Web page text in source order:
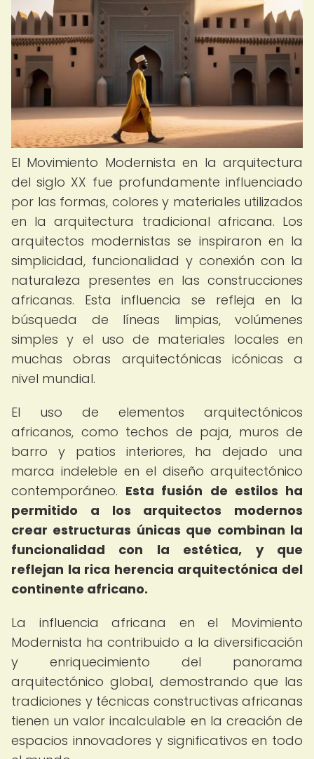
El Movimiento Modernista en la arquitectura
del siglo XX fue profundamente influenciado
por las formas, colores y materiales utilizados
en la arquitectura tradicional africana. Los
arquitectos modernistas se inspiraron en la
simplicidad, funcionalidad y conexión con la
naturaleza presentes en las construcciones
africanas. Esta influencia se refleja en la
búsqueda de líneas limpias, volúmenes
simples y el uso de materiales locales en
muchas obras arquitectónicas icónicas a
nivel mundial.
El uso de elementos arquitectónicos
africanos, como techos de paja, muros de
barro y patios interiores, ha dejado una
marca indeleble en el diseño arquitectónico
contemporáneo. Esta fusión de estilos ha
permitido a los arquitectos modernos
crear estructuras únicas que combinan la
funcionalidad con la estética, y que
reflejan la rica herencia arquitectónica del
continente africano.
La influencia africana en el Movimiento
Modernista ha contribuido a la diversificación
y enriquecimiento del panorama
arquitectónico global, demostrando que las
tradiciones y técnicas constructivas africanas
tienen un valor incalculable en la creación de
espacios innovadores y significativos en todo